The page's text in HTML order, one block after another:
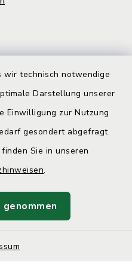
wir technisch notwendige
Darstellung unserer
Einwilligung zur Nutzung
gesondert abgefragt.
Sie in unseren
.